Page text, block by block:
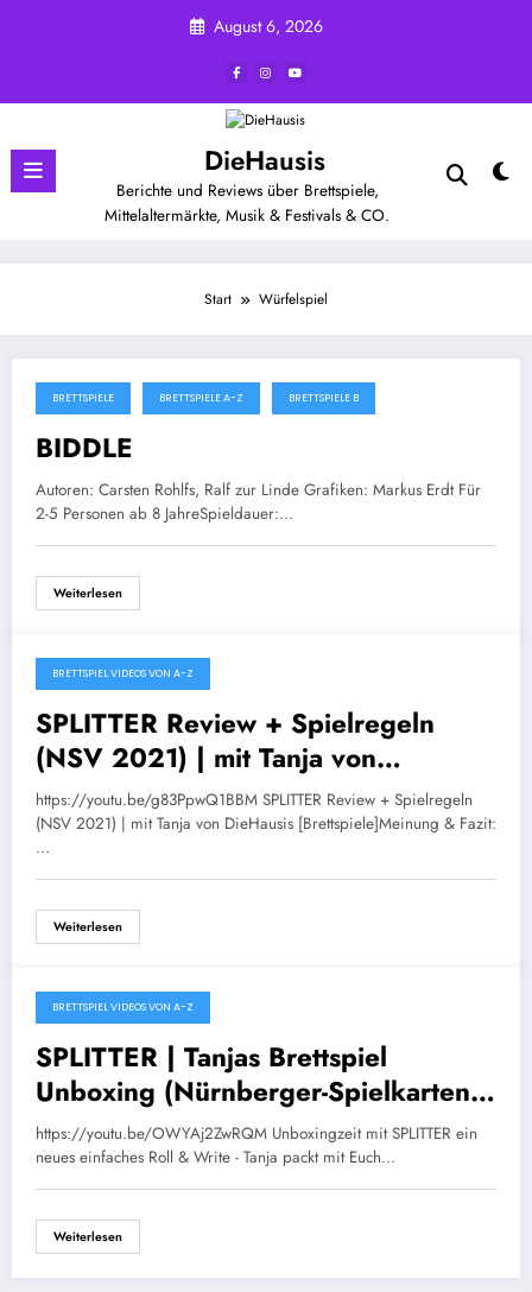
August 6, 2026
DieHausis
Berichte und Reviews über Brettspiele,
Mittelaltermärkte, Musik & Festivals & CO.
Start Würfelspiel
November 20, 2025
BRETTSPIELE BRETTSPIELE A-Z BRETTSPIELE B
BIDDLE
Autoren: Carsten Rohlfs, Ralf zur Linde Grafiken: Markus Erdt Für
2-5 Personen ab 8 JahreSpieldauer:…
Weiterlesen
Januar 29, 2022
BRETTSPIEL VIDEOS VON A-Z
SPLITTER Review + Spielregeln
(NSV 2021) | mit Tanja von
DieHausis [Brettspiele]
https://youtu.be/g83PpwQ1BBM SPLITTER Review + Spielregeln
(NSV 2021) | mit Tanja von DieHausis [Brettspiele]Meinung & Fazit:
…
Weiterlesen
Oktober 25, 2021
BRETTSPIEL VIDEOS VON A-Z
SPLITTER | Tanjas Brettspiel
Unboxing (Nürnberger-Spielkarten-
Verlag NSV 2021) Würfelspiel
Neuheit
https://youtu.be/OWYAj2ZwRQM Unboxingzeit mit SPLITTER ein
neues einfaches Roll & Write - Tanja packt mit Euch…
Weiterlesen